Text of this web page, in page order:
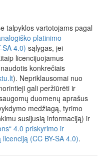
talpyklos vartotojams pagal
platinimo
SA 4.0) sąlygas, jei
licencijuojamus
konkrečiais
). Nepriklausomai nuo
gali peržiūrėti ir
duomenų aprašus
medžiagą, tyrimo
susijusią informaciją) ir
4.0 priskyrimo ir
(CC BY-SA 4.0).